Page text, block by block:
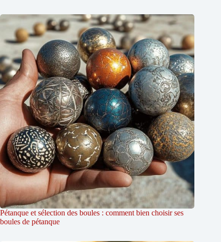
Pétanque et sélection des boules : comment bien choisir ses
boules de pétanque